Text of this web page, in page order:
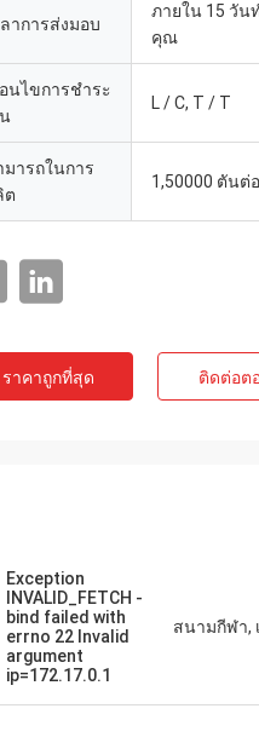
ลาการส่งมอบ
ภายใน 15 วัน
คุณ
อนไขการชำระ
L / C, T / T
มารถในการ
ต
1,50000 ตันต่
ราคาถูกที่สุด ติดต่อต
Exception
INVALID_FETCH -
bind failed with
errno 22 Invalid
argument
ip=172.17.0.1
สนามกีฬา,